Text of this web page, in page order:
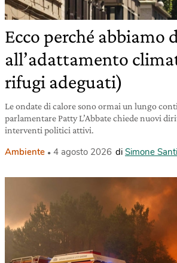
Ecco perché abbiamo
all’adattamento
rifugi adeguati)
Le ondate di calore sono ormai un lungo
parlamentare Patty L’Abbate chiede nuovi
interventi politici attivi.
Ambiente 4 agosto 2026 di Simone Santi